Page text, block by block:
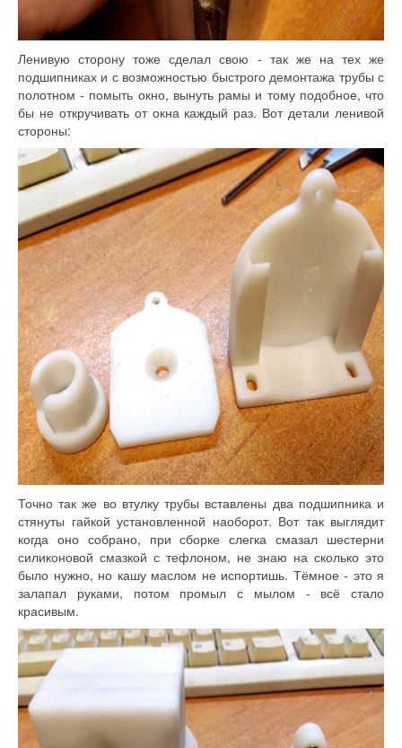
Ленивую сторону тоже сделал свою - так же на тех же
подшипниках и с возможностью быстрого демонтажа трубы с
полотном - помыть окно, вынуть рамы и тому подобное, что
бы не откручивать от окна каждый раз. Вот детали ленивой
стороны:
Точно так же во втулку трубы вставлены два подшипника и
стянуты гайкой установленной наоборот. Вот так выглядит
когда оно собрано, при сборке слегка смазал шестерни
силиконовой смазкой с тефлоном, не знаю на сколько это
было нужно, но кашу маслом не испортишь. Тёмное - это я
залапал руками, потом промыл с мылом - всё стало
красивым.